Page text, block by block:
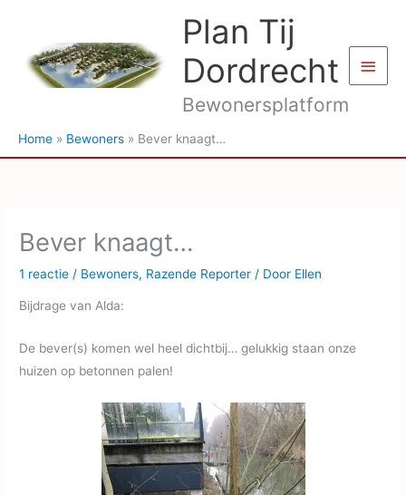
inhoud
Plan Tij
Dordrecht
Bewonersplatform
Home Bewoners Bever knaagt…
Bever knaagt…
1 reactie / Bewoners, Razende Reporter / Door Ellen
Bijdrage van Alda:
De bever(s) komen wel heel dichtbij… gelukkig staan onze
huizen op betonnen palen!